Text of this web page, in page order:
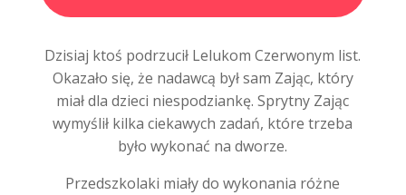
Dzisiaj ktoś podrzucił Lelukom Czerwonym list.
Okazało się, że nadawcą był sam Zając, który
miał dla dzieci niespodziankę. Sprytny Zając
wymyślił kilka ciekawych zadań, które trzeba
było wykonać na dworze.
Przedszkolaki miały do wykonania różne